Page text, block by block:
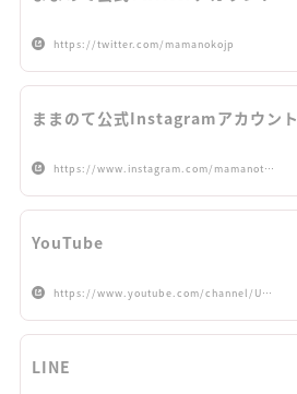
https://twitter.com/mamanokojp
ままのて公式Instagramアカウント
https://www.instagram.com/mamanot…
YouTube
https://www.youtube.com/channel/U…
LINE